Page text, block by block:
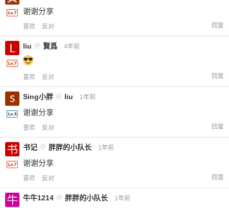
谢谢分享
喜欢 反对 回复
liu @ 賢爲 4年前
喜欢 反对 回复
Sing小胖 @ liu 1年前
谢谢分享
喜欢 反对 回复
书记 @ 胖胖的小队长 1年前
谢谢分享
喜欢 反对 回复
牛牛1214 @ 胖胖的小队长 1年前